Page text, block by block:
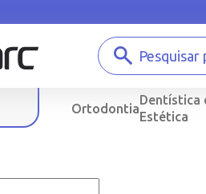
Ortodontia
Dentística
Estética